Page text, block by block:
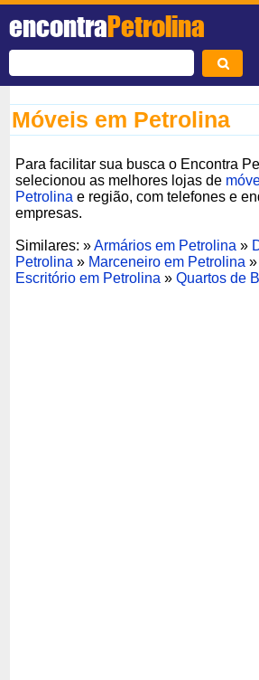
encontraPetrolina
Móveis em Petrolina
Para facilitar sua busca o Encontra
selecionou as melhores lojas de
Petrolina e região, com telefones e
empresas.
Similares: »Armários em Petrolina »
Petrolina » Marceneiro em Petrolina »
Escritório em Petrolina »Quartos de